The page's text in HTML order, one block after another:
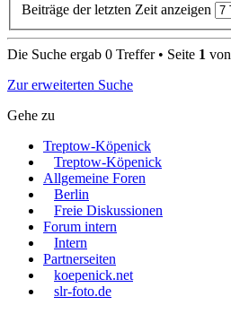
Beiträge der letzten Zeit anzeigen
Die Suche ergab 0 Treffer • Seite 1 von
Zur erweiterten Suche
Gehe zu
Treptow-Köpenick
Treptow-Köpenick
Allgemeine Foren
Berlin
Freie Diskussionen
Forum intern
Intern
Partnerseiten
koepenick.net
slr-foto.de